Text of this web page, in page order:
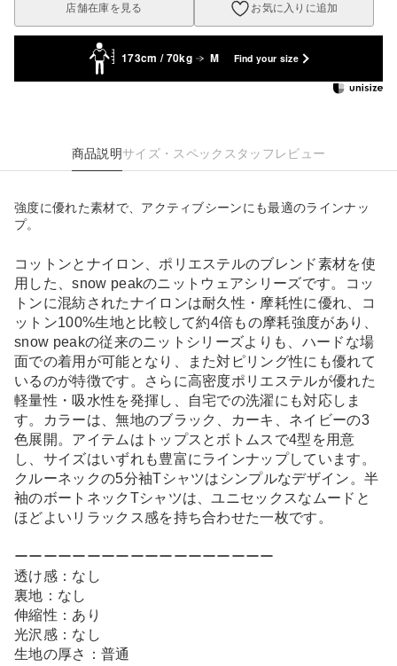
店舗在庫を見る お気に入りに追加
173cm / 70kg M Find your size
商品説明サイズ・スペック スタッフレビュー
強度に優れた素材で、アクティブシーンにも最適のラインナッ
プ。
コットンとナイロン、ポリエステルのブレンド素材を使
用した、snow peakのニットウェアシリーズです。コッ
トンに混紡されたナイロンは耐久性・摩耗性に優れ、コ
ットン100%生地と比較して約4倍もの摩耗強度があり、
snow peakの従来のニットシリーズよりも、ハードな場
面での着用が可能となり、また対ピリング性にも優れて
いるのが特徴です。さらに高密度ポリエステルが優れた
軽量性・吸水性を発揮し、自宅での洗濯にも対応しま
す。カラーは、無地のブラック、カーキ、ネイビーの3
色展開。アイテムはトップスとボトムスで4型を用意
し、サイズはいずれも豊富にラインナップしています。
クルーネックの5分袖Tシャツはシンプルなデザイン。半
袖のボートネックTシャツは、ユニセックスなムードと
ほどよいリラックス感を持ち合わせた一枚です。
ーーーーーーーーーーーーーーーーーー
透け感：なし
裏地：なし
伸縮性：あり
光沢感：なし
生地の厚さ：普通